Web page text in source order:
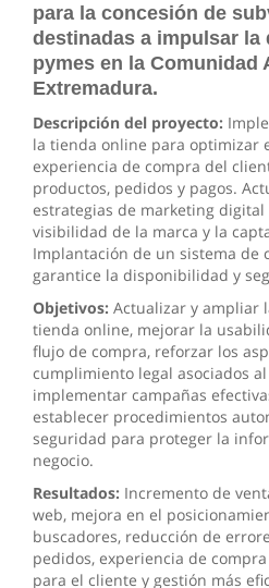
para la concesión de
destinadas a impulsar
pymes en la Comunidad
Extremadura.
Descripción del proyecto:
la tienda online para optimizar
experiencia de compra del
productos, pedidos y pagos.
estrategias de marketing
visibilidad de la marca y la
Implantación de un sistema de
garantice la disponibilidad y
Objetivos: Actualizar y ampliar
tienda online, mejorar la
flujo de compra, reforzar los
cumplimiento legal asociados
implementar campañas
establecer procedimientos
seguridad para proteger la
negocio.
Resultados: Incremento de
web, mejora en el
buscadores, reducción de
pedidos, experiencia de
para el cliente y gestión más